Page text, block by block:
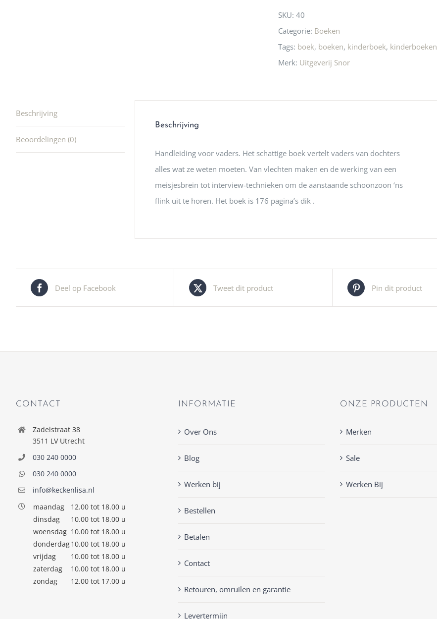
ook heel aardig en gezellig SKU: 40
Categorie: Boeken
Tags: boek, boeken, kinderboek, kinderboeken
Merk: Uitgeverij Snor
Beschrijving
Beoordelingen (0)
Beschrijving
Handleiding voor vaders. Het schattige boek vertelt vaders van dochters
alles wat ze weten moeten. Van vlechten maken en de werking van een
meisjesbrein tot interview-technieken om de aanstaande schoonzoon ‘ns
flink uit te horen. Het boek is 176 pagina’s dik .
Deel op Facebook Tweet dit product Pin dit product
CONTACT
Zadelstraat 38
3511 LV Utrecht
030 240 0000
030 240 0000
info@keckenlisa.nl
maandag
12.00 tot 18.00 u
dinsdag
10.00 tot 18.00 u
woensdag 10.00 tot 18.00 u
donderdag10.00 tot 18.00 u
vrijdag
10.00 tot 18.00 u
zaterdag
10.00 tot 18.00 u
zondag
12.00 tot 17.00 u
INFORMATIE
Over Ons
Blog
Werken bij
Bestellen
Betalen
Contact
Retouren, omruilen en garantie
Levertermijn
ONZE PRODUCTEN
Merken
Sale
Werken Bij